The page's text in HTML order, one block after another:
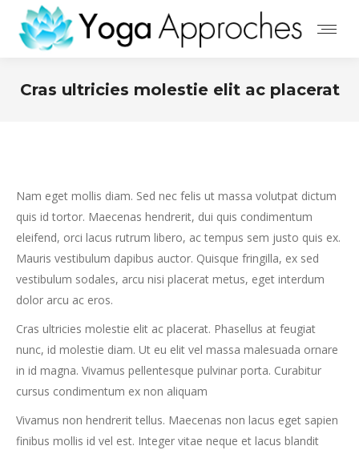
Cras ultricies molestie elit ac placerat
Nam eget mollis diam. Sed nec felis ut massa volutpat dictum
quis id tortor. Maecenas hendrerit, dui quis condimentum
eleifend, orci lacus rutrum libero, ac tempus sem justo quis ex.
Mauris vestibulum dapibus auctor. Quisque fringilla, ex sed
vestibulum sodales, arcu nisi placerat metus, eget interdum
dolor arcu ac eros.
Cras ultricies molestie elit ac placerat. Phasellus at feugiat
nunc, id molestie diam. Ut eu elit vel massa malesuada ornare
in id magna. Vivamus pellentesque pulvinar porta. Curabitur
cursus condimentum ex non aliquam
Vivamus non hendrerit tellus. Maecenas non lacus eget sapien
finibus mollis id vel est. Integer vitae neque et lacus blandit